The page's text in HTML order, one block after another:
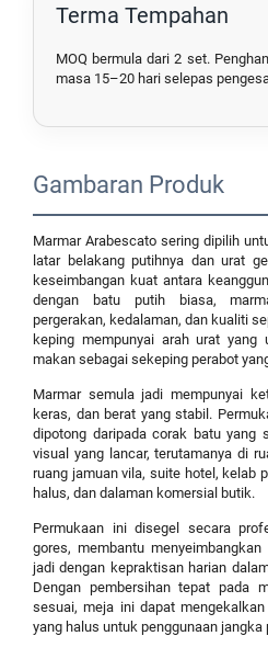
Terma Tempahan
MOQ bermula dari 2 set.
masa 15–20 hari selepas
Gambaran Produk
Marmar Arabescato sering dipilih
latar belakang putihnya dan urat
keseimbangan kuat antara
dengan batu putih biasa,
pergerakan, kedalaman, dan kualiti
keping mempunyai arah urat yang
makan sebagai sekeping perabot
Marmar semula jadi mempunyai
keras, dan berat yang stabil.
dipotong daripada corak batu yang
visual yang lancar, terutamanya di
ruang jamuan vila, suite hotel, kelab
halus, dan dalaman komersial butik.
Permukaan ini disegel secara
gores, membantu
jadi dengan kepraktisan harian
Dengan pembersihan tepat pada
sesuai, meja ini dapat
yang halus untuk penggunaan jangka